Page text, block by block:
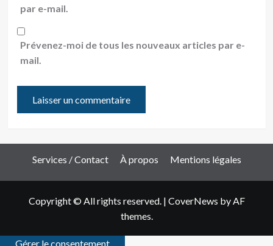
par e-mail.
Prévenez-moi de tous les nouveaux articles par e-
mail.
Services / Contact À propos Mentions légales
Copyright © All rights reserved. | CoverNews by AF
themes.
Gérer le consentement